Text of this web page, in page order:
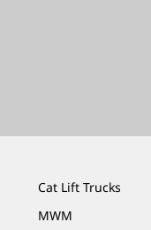
Cat Lift Trucks
MWM